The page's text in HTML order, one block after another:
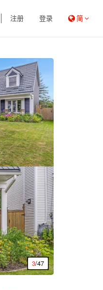
注册 登录 简
3/47